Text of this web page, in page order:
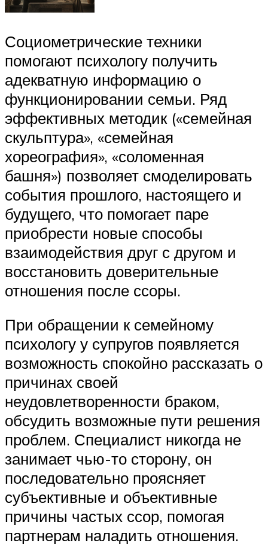
Социометрические техники
помогают психологу получить
адекватную информацию о
функционировании семьи. Ряд
эффективных методик («семейная
скульптура», «семейная
хореография», «соломенная
башня») позволяет смоделировать
события прошлого, настоящего и
будущего, что помогает паре
приобрести новые способы
взаимодействия друг с другом и
восстановить доверительные
отношения после ссоры.
При обращении к семейному
психологу у супругов появляется
возможность спокойно рассказать о
причинах своей
неудовлетворенности браком,
обсудить возможные пути решения
проблем. Специалист никогда не
занимает чью-то сторону, он
последовательно проясняет
субъективные и объективные
причины частых ссор, помогая
партнерам наладить отношения.